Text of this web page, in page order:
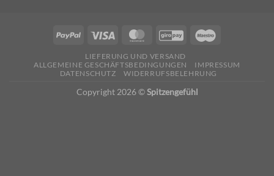
LIEFERUNG UND VERSAND
ALLGEMEINE GESCHÄFTSBEDINGUNGEN
IMPRESSUM
DATENSCHUTZ
WIDERRUFSBELEHRUNG
Copyright 2026 ©Spitzengefühl